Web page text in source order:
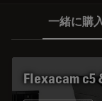
一緒に購
Flexacam c5